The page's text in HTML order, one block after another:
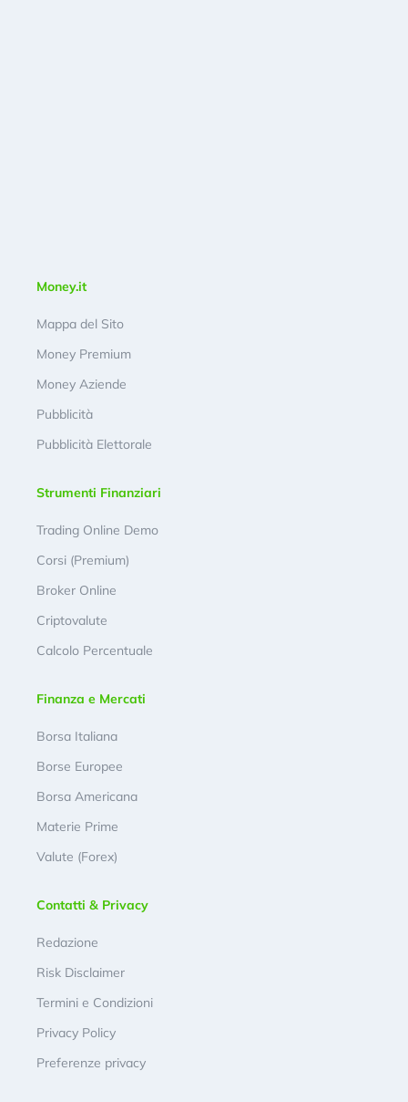
Money.it
Mappa del Sito
Money Premium
Money Aziende
Pubblicità
Pubblicità Elettorale
Strumenti Finanziari
Trading Online Demo
Corsi (Premium)
Broker Online
Criptovalute
Calcolo Percentuale
Finanza e Mercati
Borsa Italiana
Borse Europee
Borsa Americana
Materie Prime
Valute (Forex)
Contatti & Privacy
Redazione
Risk Disclaimer
Termini e Condizioni
Privacy Policy
Preferenze privacy